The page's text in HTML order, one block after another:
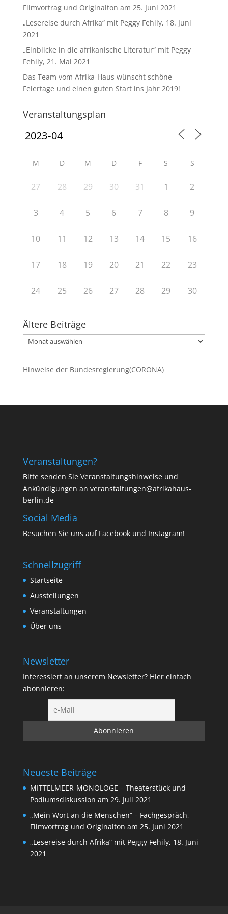
Filmvortrag und Originalton am 25. Juni 2021
„Lesereise durch Afrika“ mit Peggy Fehily, 18. Juni
2021
„Einblicke in die afrikanische Literatur“ mit Peggy
Fehily, 21. Mai 2021
Das Team vom Afrika-Haus wünscht schöne
Feiertage und einen guten Start ins Jahr 2019!
Veranstaltungsplan
M D M D F S S
27 28 29 30 31 1 2
3 4 5 6 7 8 9
10 11 12 13 14 15 16
17 18 19 20 21 22 23
24 25 26 27 28 29 30
Ältere Beiträge
Ältere
Beiträge
Hinweise der Bundesregierung(CORONA)
Veranstaltungen?
Bitte senden Sie Veranstaltungshinweise und
Ankündigungen an veranstaltungen@afrikahaus-
berlin.de
Social Media
Besuchen Sie uns auf Facebookund Instagram!
Schnellzugriff
Startseite
Ausstellungen
Veranstaltungen
Über uns
Newsletter
Interessiert an unserem Newsletter? Hier einfach
abonnieren:
Neueste Beiträge
MITTELMEER-MONOLOGE – Theaterstück und
Podiumsdiskussion am 29. Juli 2021
„Mein Wort an die Menschen“ – Fachgespräch,
Filmvortrag und Originalton am 25. Juni 2021
„Lesereise durch Afrika“ mit Peggy Fehily, 18. Juni
2021